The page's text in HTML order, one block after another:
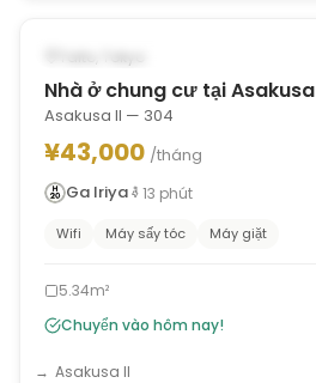
Taito, Tokyo
Nhà ở chung cư tại Asakusa
Asakusa II — 304
¥43,000 /tháng
Ga Iriya
13 phút
Wifi Máy sấy tóc Máy giặt
5.34m²
Chuyển vào hôm nay!
Asakusa II